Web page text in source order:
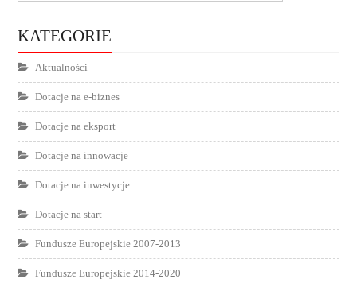
KATEGORIE
Aktualności
Dotacje na e-biznes
Dotacje na eksport
Dotacje na innowacje
Dotacje na inwestycje
Dotacje na start
Fundusze Europejskie 2007-2013
Fundusze Europejskie 2014-2020